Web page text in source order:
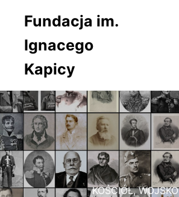
Fundacja im.
Ignacego
Kapicy
KOŚCIÓŁ,WOJSKO